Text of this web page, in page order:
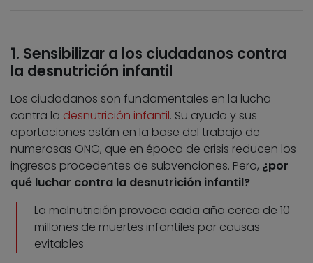
1. Sensibilizar a los ciudadanos contra
la desnutrición infantil
Los ciudadanos son fundamentales en la lucha
contra la desnutrición infantil. Su ayuda y sus
aportaciones están en la base del trabajo de
numerosas ONG, que en época de crisis reducen los
ingresos procedentes de subvenciones. Pero, ¿por
qué luchar contra la desnutrición infantil?
La malnutrición provoca cada año cerca de 10
millones de muertes infantiles por causas
evitables